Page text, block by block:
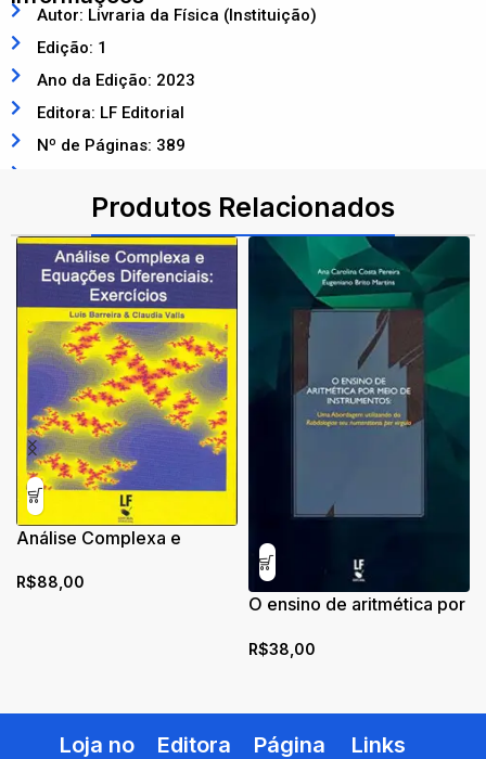
Autor: Livraria da Física (Instituição)
Edição: 1
Ano da Edição: 2023
Editora: LF Editorial
Nº de Páginas: 389
Produtos Relacionados
Análise Complexa e
Exercícios
R$88,00
O ensino de aritmética por
abordagem utilizando do
R$38,00
Loja no
Editora Página Links